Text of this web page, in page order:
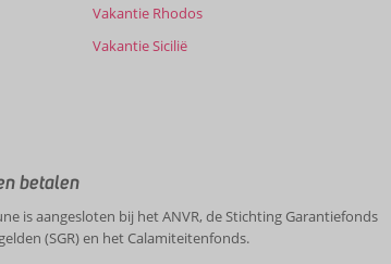
Vakantie Rhodos
Vakantie Sicilië
betalen
is aangesloten bij het ANVR, de Stichting Garantiefonds
(SGR) en het Calamiteitenfonds.